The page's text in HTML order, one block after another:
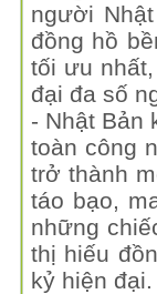
người
đồng hồ
tối ưu
đại đa số
- Nhật Bản
toàn công
trở thành
táo bạo,
những
thị hiếu
kỷ hiện đại.